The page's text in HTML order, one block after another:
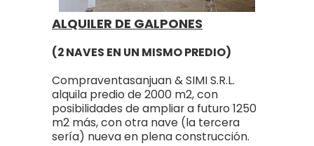
ALQUILER DE GALPONES
(2 NAVES EN UN MISMO PREDIO)
Compraventasanjuan & SIMI S.R.L.
alquila predio de 2000 m2, con
posibilidades de ampliar a futuro 1250
m2 más, con otra nave (la tercera
sería) nueva en plena construcción.